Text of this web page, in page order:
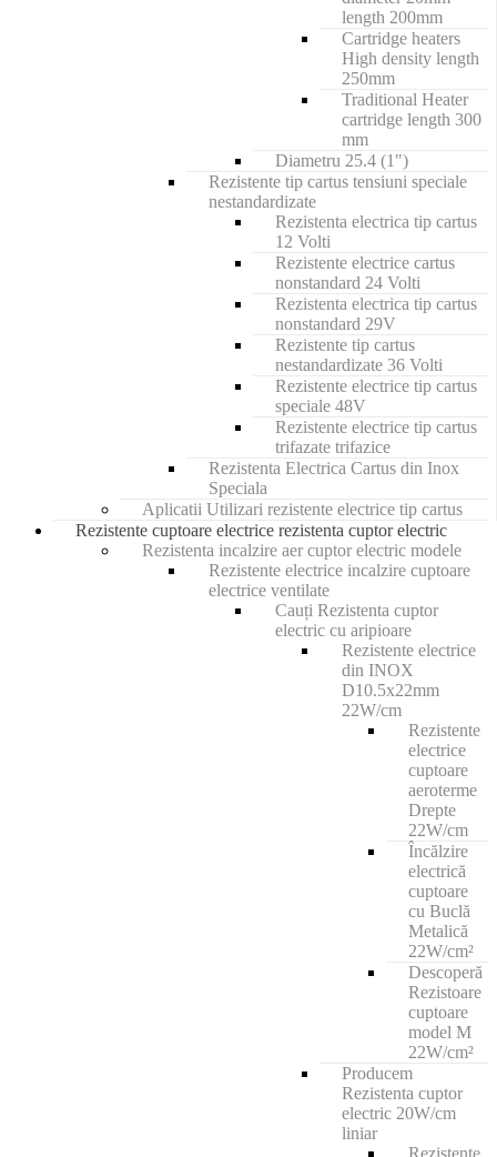
length 200mm
Cartridge heaters
High density length
250mm
Traditional Heater
cartridge length 300
mm
Diametru 25.4 (1")
Rezistente tip cartus tensiuni speciale
nestandardizate
Rezistenta electrica tip cartus
12 Volti
Rezistente electrice cartus
nonstandard 24 Volti
Rezistenta electrica tip cartus
nonstandard 29V
Rezistente tip cartus
nestandardizate 36 Volti
Rezistente electrice tip cartus
speciale 48V
Rezistente electrice tip cartus
trifazate trifazice
Rezistenta Electrica Cartus din Inox
Speciala
Aplicatii Utilizari rezistente electrice tip cartus
Rezistente cuptoare electrice rezistenta cuptor electric
Rezistenta incalzire aer cuptor electric modele
Rezistente electrice incalzire cuptoare
electrice ventilate
Cauți Rezistenta cuptor
electric cu aripioare
Rezistente electrice
din INOX
D10.5x22mm
22W/cm
Rezistente
electrice
cuptoare
aeroterme
Drepte
22W/cm
Încălzire
electrică
cuptoare
cu Buclă
Metalică
22W/cm²
Descoperă
Rezistoare
cuptoare
model M
22W/cm²
Producem
Rezistenta cuptor
electric 20W/cm
liniar